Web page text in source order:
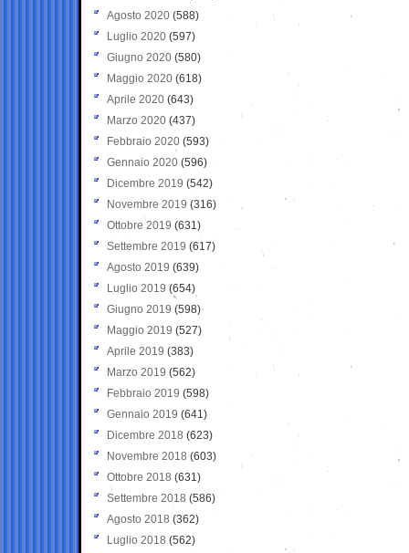
Agosto 2020 (588)
Luglio 2020 (597)
Giugno 2020 (580)
Maggio 2020 (618)
Aprile 2020 (643)
Marzo 2020 (437)
Febbraio 2020 (593)
Gennaio 2020 (596)
Dicembre 2019 (542)
Novembre 2019 (316)
Ottobre 2019 (631)
Settembre 2019 (617)
Agosto 2019 (639)
Luglio 2019 (654)
Giugno 2019 (598)
Maggio 2019 (527)
Aprile 2019 (383)
Marzo 2019 (562)
Febbraio 2019 (598)
Gennaio 2019 (641)
Dicembre 2018 (623)
Novembre 2018 (603)
Ottobre 2018 (631)
Settembre 2018 (586)
Agosto 2018 (362)
Luglio 2018 (562)